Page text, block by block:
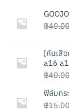
฿
[กันเสื
a16
฿
ฟิล์มกร
฿